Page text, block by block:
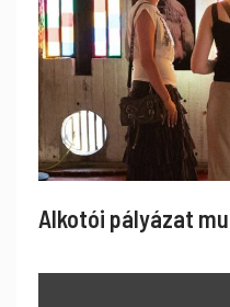
Alkotói pályázat